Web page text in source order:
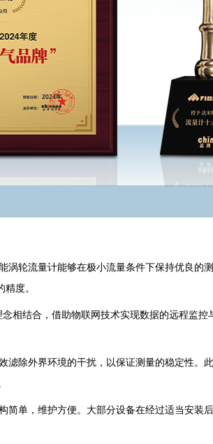
涡轮流量计能够在极小流量条件下保持优良的
度。
相结合，借助物联网技术实现数据的远程监控
除外界环境的干扰，以保证测量的稳定性。
简单，维护方便。大部分设备在经过适当安装